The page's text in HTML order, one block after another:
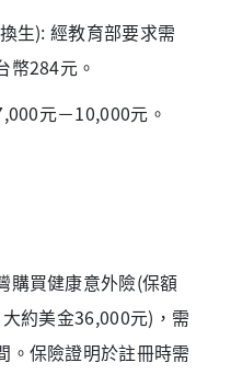
生): 經教育部要求需
幣284元。
元－10,000元。
購買健康意外險(保額
約美金36,000元)，需
。保險證明於註冊時需